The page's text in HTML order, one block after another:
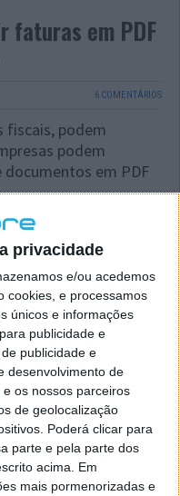
privacidade
e/ou acedemos
cookies, e processamos
únicos e informações
publicidade e
publicidade e
desenvolvimento de
os nossos parceiros
de geolocalização
Poderá clicar para
parte e pela parte dos
acima. Em
mais pormenorizadas e
faturas em PDF
6 COMENTÁRIOS
fiscais, podem
podem
em PDF